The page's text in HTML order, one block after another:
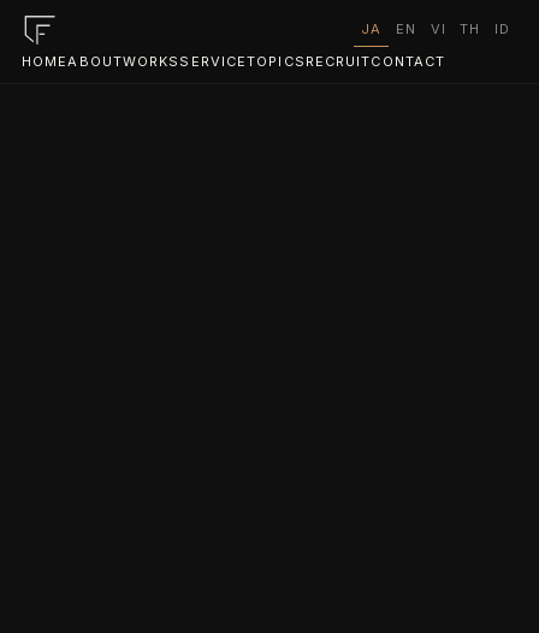
HOMEABOUTWORKS SERVICETOPICS RECRUITCONTACT
JA EN VI TH ID